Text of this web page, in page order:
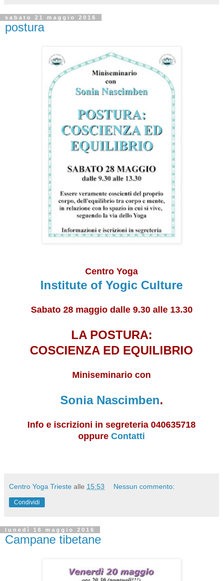
sabato 21 maggio 2016
postura
Centro Yoga
Institute of Yogic Culture
Sabato 28 maggio dalle 9.30 alle 13.30
LA POSTURA:
COSCIENZA ED EQUILIBRIO
Miniseminario con
Sonia Nascimben.
Info e iscrizioni in segreteria 040635718
oppure Contatti
Centro Yoga Trieste alle 15:53 Nessun commento:
Condividi
lunedì 16 maggio 2016
Campane tibetane